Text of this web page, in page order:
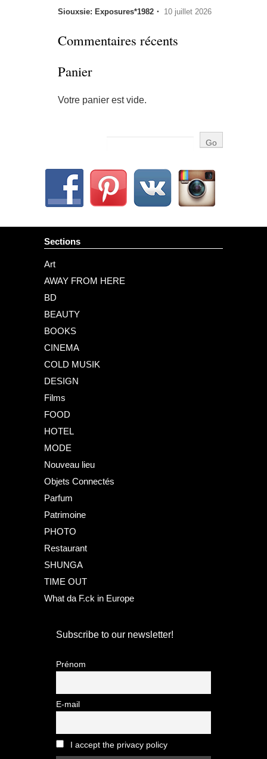
Siouxsie: Exposures*1982・ 10 juillet 2026
Commentaires récents
Panier
Votre panier est vide.
Sections
Art
AWAY FROM HERE
BD
BEAUTY
BOOKS
CINEMA
COLD MUSIK
DESIGN
Films
FOOD
HOTEL
MODE
Nouveau lieu
Objets Connectés
Parfum
Patrimoine
PHOTO
Restaurant
SHUNGA
TIME OUT
What da F.ck in Europe
Subscribe to our newsletter!
Prénom
E-mail
I accept the privacy policy